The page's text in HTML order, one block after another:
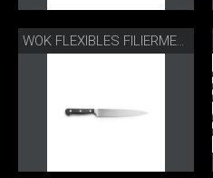
WOK FLEXIBLES FILIERMESSER